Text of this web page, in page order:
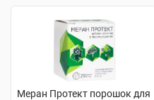
Меран Протект порошок для